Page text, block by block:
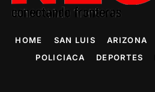
HOME SAN LUIS ARIZONA
POLICIACA
DEPORTES